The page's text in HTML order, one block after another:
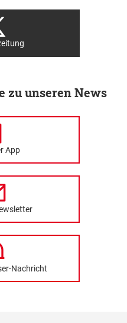
zu unseren News
App
Nachricht